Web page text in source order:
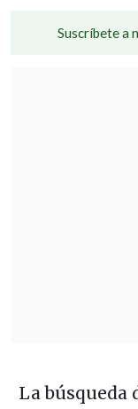
Suscríbete a
La búsqueda